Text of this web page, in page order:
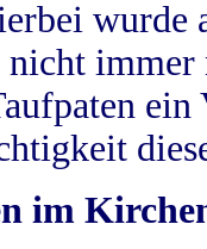
wurde
im